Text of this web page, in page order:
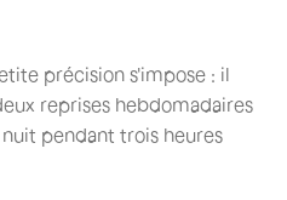
précision s'impose : il
reprises hebdomadaires
pendant trois heures